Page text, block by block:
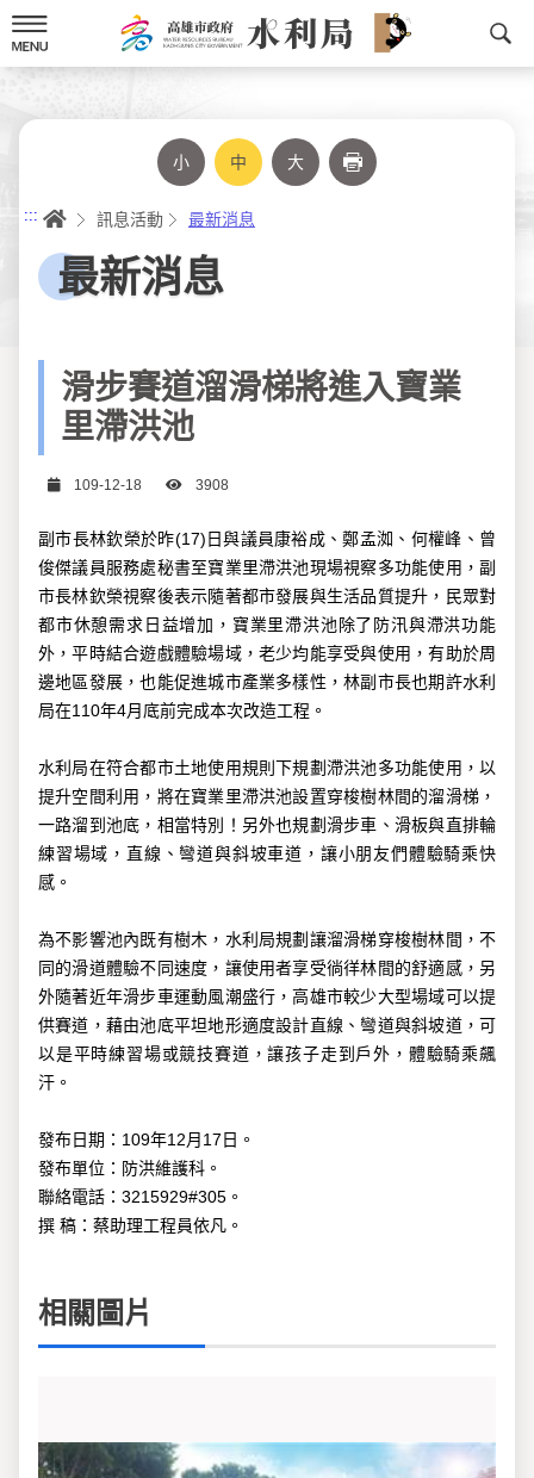
到
主
要
小 中 大
::: 首頁訊息活動 最新消息
最新消息
滑步賽道溜滑梯將進入寶業
里滯洪池
日期
109-12-18 瀏覽次數
3908
副市長林欽榮於昨(17)日與議員康裕成、鄭孟洳、何權峰、曾
俊傑議員服務處秘書至寶業里滯洪池現場視察多功能使用，副
市長林欽榮視察後表示隨著都市發展與生活品質提升，民眾對
都市休憩需求日益增加，寶業里滯洪池除了防汛與滯洪功能
外，平時結合遊戲體驗場域，老少均能享受與使用，有助於周
邊地區發展，也能促進城市產業多樣性，林副市長也期許水利
局在110年4月底前完成本次改造工程。
水利局在符合都市土地使用規則下規劃滯洪池多功能使用，以
提升空間利用，將在寶業里滯洪池設置穿梭樹林間的溜滑梯，
一路溜到池底，相當特別！另外也規劃滑步車、滑板與直排輪
練習場域，直線、彎道與斜坡車道，讓小朋友們體驗騎乘快
感。
為不影響池內既有樹木，水利局規劃讓溜滑梯穿梭樹林間，不
同的滑道體驗不同速度，讓使用者享受徜徉林間的舒適感，另
外隨著近年滑步車運動風潮盛行，高雄市較少大型場域可以提
供賽道，藉由池底平坦地形適度設計直線、彎道與斜坡道，可
以是平時練習場或競技賽道，讓孩子走到戶外，體驗騎乘飆
汗。
發布日期：109年12月17日。
發布單位：防洪維護科。
聯絡電話：3215929#305。
撰 稿：蔡助理工程員依凡。
相關圖片